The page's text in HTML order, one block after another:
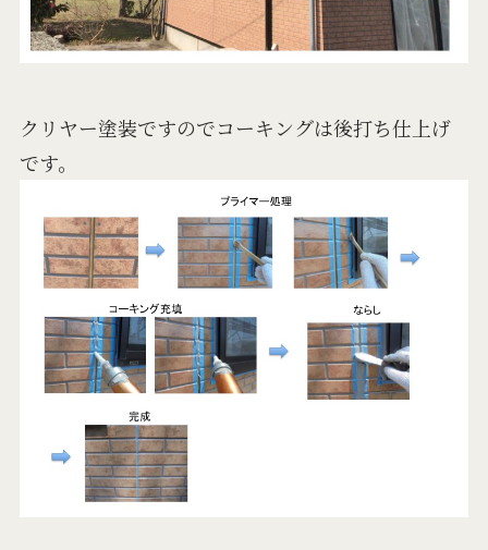
クリヤー塗装ですのでコーキングは後打ち仕上げ
です。